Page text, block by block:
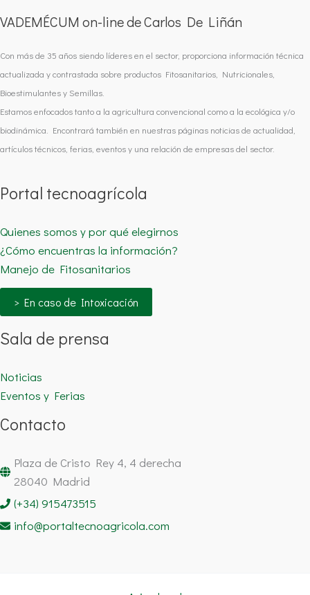
VADEMÉCUM on-line de Carlos De Liñán
Con más de 35 años siendo líderes en el sector, proporciona información técnica
actualizada y contrastada sobre productos Fitosanitarios, Nutricionales,
Bioestimulantes y Semillas.
Estamos enfocados tanto a la agricultura convencional como a la ecológica y/o
biodinámica. Encontrará también en nuestras páginas noticias de actualidad,
artículos técnicos, ferias, eventos y una relación de empresas del sector.
Portal tecnoagrícola
Quienes somos y por qué elegirnos
¿Cómo encuentras la información?
Manejo de Fitosanitarios
> En caso de Intoxicación
Sala de prensa
Noticias
Eventos y Ferias
Contacto
Plaza de Cristo Rey 4, 4 derecha
28040 Madrid
(+34) 915473515
info@portaltecnoagricola.com